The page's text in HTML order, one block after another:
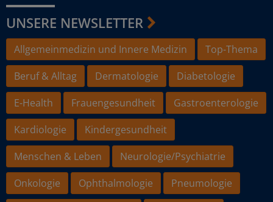
UNSERE NEWSLETTER
Allgemeinmedizin und Innere Medizin
Top-Thema
Beruf & Alltag
Dermatologie
Diabetologie
E-Health
Frauengesundheit
Gastroenterologie
Kardiologie
Kindergesundheit
Menschen & Leben
Neurologie/Psychiatrie
Onkologie
Ophthalmologie
Pneumologie